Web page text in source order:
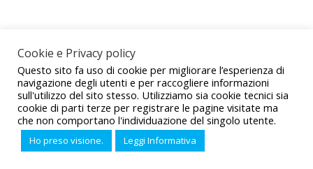
ZE
RO
MO
RTI
Sito realizzato da CED UIL © 2021 - Tutti i diritti sono riservati -
Privacy and Policy
Cookie e Privacy policy
Questo sito fa uso di cookie per migliorare l’esperienza di
navigazione degli utenti e per raccogliere informazioni
sull'utilizzo del sito stesso. Utilizziamo sia cookie tecnici sia
cookie di parti terze per registrare le pagine visitate ma
che non comportano l'individuazione del singolo utente.
Ho preso visione. Leggi Informativa